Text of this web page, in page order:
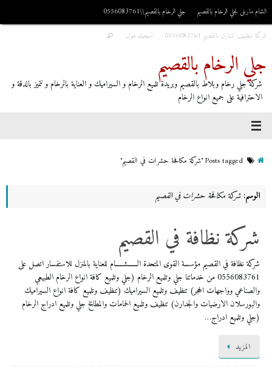
الشام ماربل لجلي الرخام بالقصيم
جلي الرخام بالقصيم\\0556083761
شركة تنظيف المنازل بالقصيم 0556083761
تسجيلدخول
جلي الرخام بالقصيم
شركة جلي رخام وبلاط بالقصيم وبريدة تلميع الرخام و السيراميك و العناية بالرخام و نتميز بالدقة و
الاحترافية على جميع انواع الرخام
Posts tagged "شركة مكافحة حشرات في القصيم"
الوسم: شركة مكافحة حشرات في القصيم
شركة نظافة في القصيم
شركة نظافة في القصيم مؤسسة القوى المتحدة الــــــشـــــام للعناية بالمنزل للاستفسار اتصل على
0556083761 من خدماتنا جلي وتلميع الرخام (جلي وتلميع كافة انواع الرخام الطبيعي
والصناعي وواجهات الحجر) تنظيف وتلميع السيراميك (تنظيف وتلميع كافة انواع السيراميك
والبورسلان الارضيات والجدارن) تنظيف وتلميع الحمامات والمطابخ جلي وتلميع ادراج الرخام
(جلي وتلميع ادراج…
المزيد